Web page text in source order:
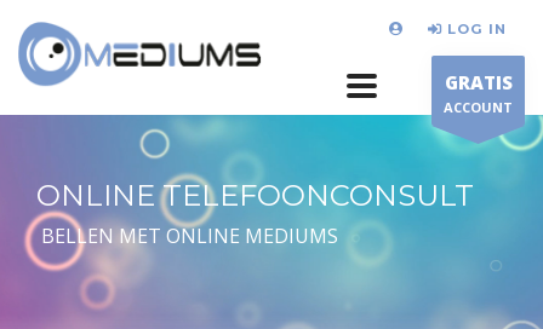
LOG IN
GRATIS
ACCOUNT
ONLINE TELEFOONCONSULT
BELLEN MET ONLINE MEDIUMS